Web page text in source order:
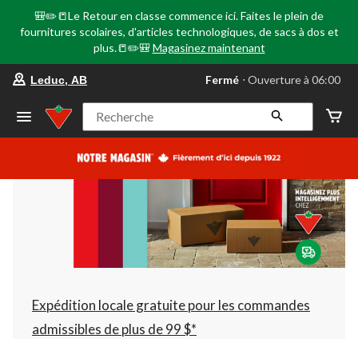
🎒✏️📒Le Retour en classe commence ici. Faites le plein de
fournitures scolaires, d'articles technologiques, de sacs à dos et
plus.📒✏️🎒 Magasinez maintenant
votre
préféré
Leduc,
AB,
courament
Ouverture
à
06:00
cliquer
pour
changer
Leduc, AB Fermé ⋅ Ouverture à 06:00
Recherche
Expédition locale gratuite pour les commandes
admissibles de plus de 99 $*